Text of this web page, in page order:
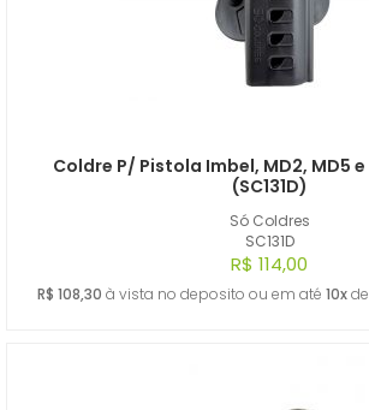
Só Coldres
SC131D
Coldre P/ Pistola Imbel, MD2, MD5
(SC131D)
R$ 114,00
R$ 108,30 à vista no deposito ou em até 10xde